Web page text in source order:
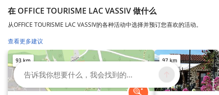
在 OFFICE TOURISME LAC VASSIV 做什么
从OFFICE TOURISME LAC VASSIV的各种活动中选择并预订您喜欢的活动。
查看更多建议
93 km 97 km
告诉我你想要什么，我会找到的...